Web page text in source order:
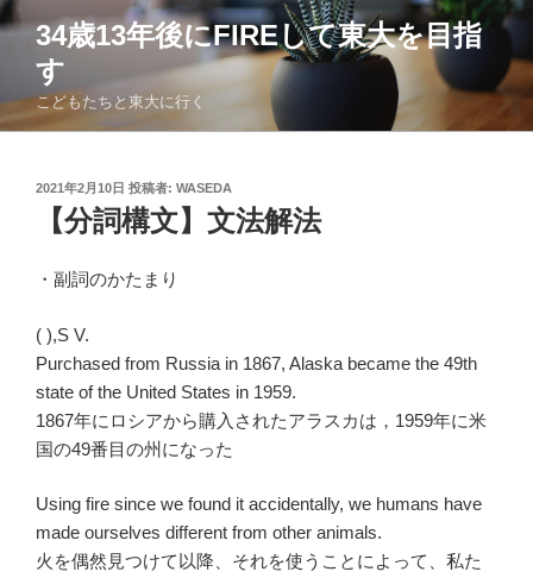
コ
ン
ツ
34歳13年後にFIREして東大を目指
す
こどもたちと東大に行く
投
2021年2月10日 投稿者: WASEDA
【分詞構文】文法解法
・副詞のかたまり
( ),S V.
Purchased from Russia in 1867, Alaska became the 49th
state of the United States in 1959.
1867年にロシアから購入されたアラスカは，1959年に米
国の49番目の州になった
Using fire since we found it accidentally, we humans have
made ourselves different from other animals.
火を偶然見つけて以降、それを使うことによって、私た